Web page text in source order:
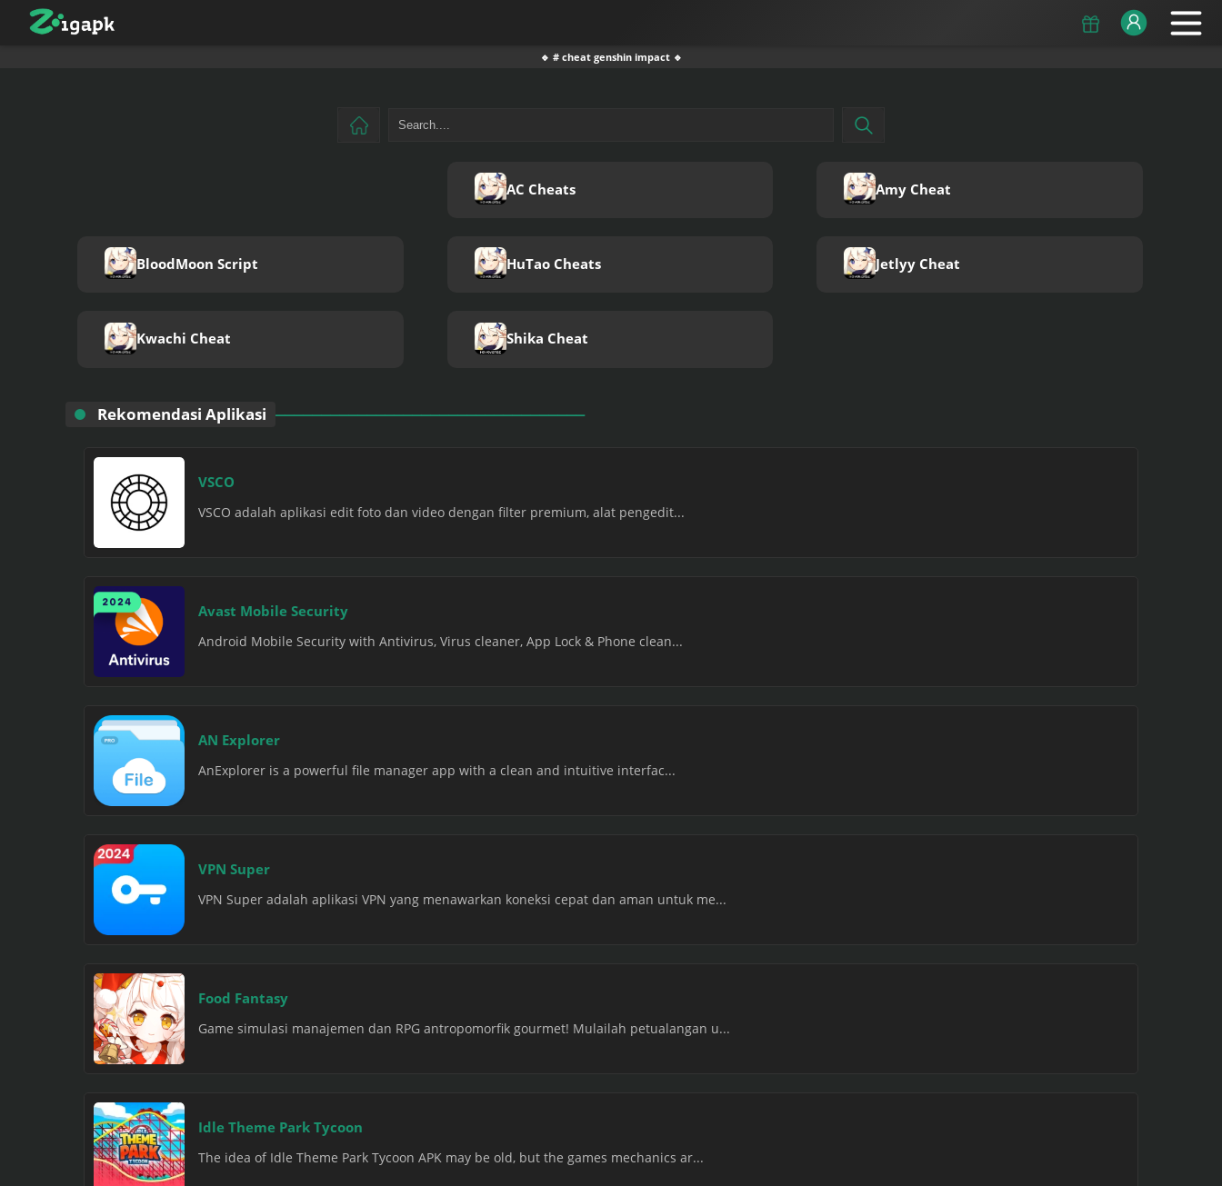
🔹 # cheat genshin impact 🔹
AC Cheats Amy Cheat
BloodMoon Script HuTao Cheats Jetlyy Cheat
Kwachi Cheat Shika Cheat
Rekomendasi Aplikasi
VSCO
VSCO adalah aplikasi edit foto dan video dengan filter premium, alat pengedit...
Avast Mobile Security
Android Mobile Security with Antivirus, Virus cleaner, App Lock & Phone clean...
AN Explorer
AnExplorer is a powerful file manager app with a clean and intuitive interfac...
VPN Super
VPN Super adalah aplikasi VPN yang menawarkan koneksi cepat dan aman untuk me...
Food Fantasy
Game simulasi manajemen dan RPG antropomorfik gourmet! Mulailah petualangan u...
Idle Theme Park Tycoon
The idea of Idle Theme Park Tycoon APK may be old, but the games mechanics ar...